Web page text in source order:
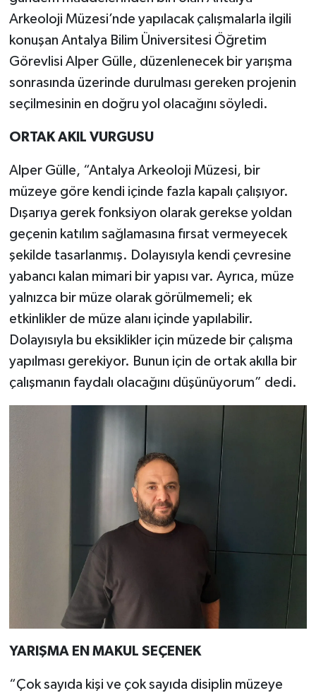
Arkeoloji Müzesi’nde yapılacak çalışmalarla ilgili
konuşan Antalya Bilim Üniversitesi Öğretim
Görevlisi Alper Gülle, düzenlenecek bir yarışma
sonrasında üzerinde durulması gereken projenin
seçilmesinin en doğru yol olacağını söyledi.
ORTAK AKIL VURGUSU
Alper Gülle, “Antalya Arkeoloji Müzesi, bir
müzeye göre kendi içinde fazla kapalı çalışıyor.
Dışarıya gerek fonksiyon olarak gerekse yoldan
geçenin katılım sağlamasına fırsat vermeyecek
şekilde tasarlanmış. Dolayısıyla kendi çevresine
yabancı kalan mimari bir yapısı var. Ayrıca, müze
yalnızca bir müze olarak görülmemeli; ek
etkinlikler de müze alanı içinde yapılabilir.
Dolayısıyla bu eksiklikler için müzede bir çalışma
yapılması gerekiyor. Bunun için de ortak akılla bir
çalışmanın faydalı olacağını düşünüyorum” dedi.
YARIŞMA EN MAKUL SEÇENEK
“Çok sayıda kişi ve çok sayıda disiplin müzeye